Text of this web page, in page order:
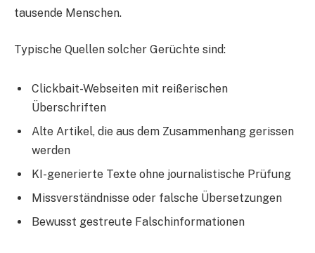
tausende Menschen.
Typische Quellen solcher Gerüchte sind:
Clickbait-Webseiten mit reißerischen
Überschriften
Alte Artikel, die aus dem Zusammenhang gerissen
werden
KI-generierte Texte ohne journalistische Prüfung
Missverständnisse oder falsche Übersetzungen
Bewusst gestreute Falschinformationen